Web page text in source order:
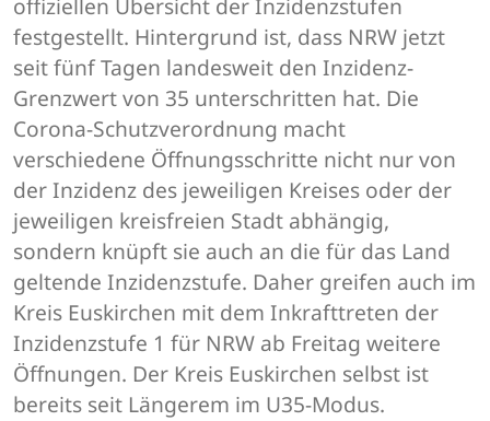
offiziellen Übersicht der Inzidenzstufen
festgestellt. Hintergrund ist, dass NRW jetzt
seit fünf Tagen landesweit den Inzidenz-
Grenzwert von 35 unterschritten hat. Die
Corona-Schutzverordnung macht
verschiedene Öffnungsschritte nicht nur von
der Inzidenz des jeweiligen Kreises oder der
jeweiligen kreisfreien Stadt abhängig,
sondern knüpft sie auch an die für das Land
geltende Inzidenzstufe. Daher greifen auch im
Kreis Euskirchen mit dem Inkrafttreten der
Inzidenzstufe 1 für NRW ab Freitag weitere
Öffnungen. Der Kreis Euskirchen selbst ist
bereits seit Längerem im U35-Modus.